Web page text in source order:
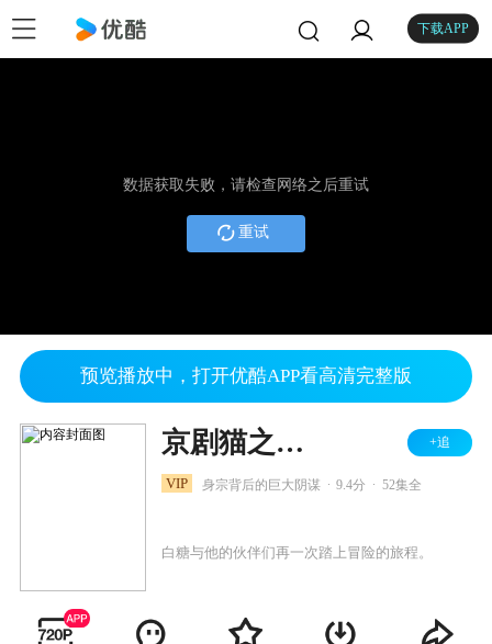
下载APP
数据获取失败，请检查网络之后重试
重试
预览播放中，打开优酷APP看高清完整版
京剧猫之乘风破浪 +追
VIP 身宗背后的巨大阴谋 9.4分 52集全
白糖与他的伙伴们再一次踏上冒险的旅程。